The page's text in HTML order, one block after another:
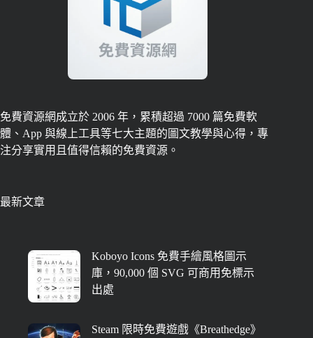
免費資源網成立於 2006 年，累積超過 7000 篇免費軟
體、App 與線上工具等七大主題的圖文教學與心得，專
注分享實用且值得信賴的免費資源。
最新文章
Koboyo Icons 免費手繪風格圖示
庫，90,000 個 SVG 可商用免標示
出處
Steam 限時免費遊戲《Breathedge》